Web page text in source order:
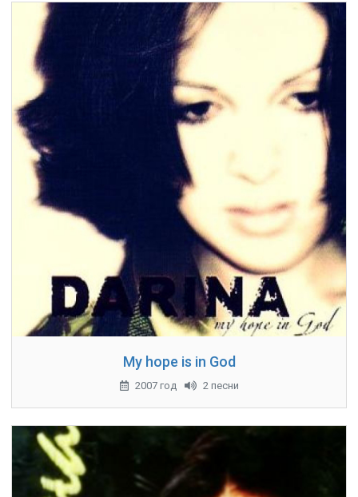
My hope is in God
2007 год 2 песни